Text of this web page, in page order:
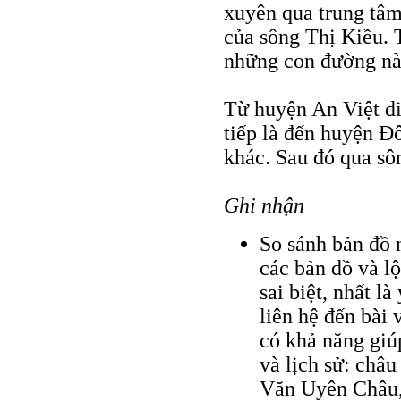
xuyên qua trung
của sông Thị Kiều.
những con đường
Từ huyện An Việt
tiếp là đến huyện
khác. Sau đó qua
Ghi nhận
So sánh bản
các bản đồ và
sai biệt, nhất
liên hệ đến bài
có khả năng
và lịch sử:
Văn Uyên